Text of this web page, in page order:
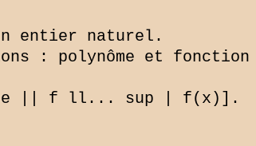
entier naturel.
: polynôme et fonction
|| f ll... sup | f(x)].